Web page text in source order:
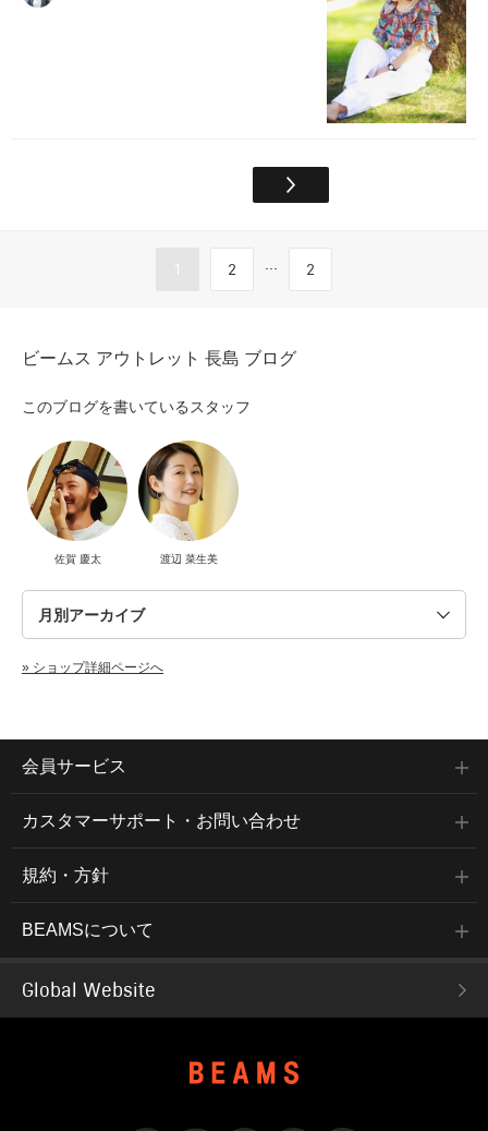
1 2 ... 2
ビームス アウトレット 長島 ブログ
このブログを書いているスタッフ
佐賀 慶太 渡辺 菜生美
» ショップ詳細ページへ
会員サービス
カスタマーサポート・お問い合わせ
規約・方針
BEAMSについて
Global Website